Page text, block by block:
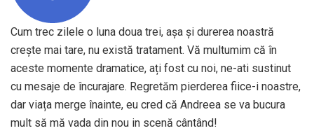
Cum trec zilele o luna doua trei, așa și durerea noastră
crește mai tare, nu există tratament. Vă multumim că în
aceste momente dramatice, ați fost cu noi, ne-ati sustinut
cu mesaje de încurajare. Regretăm pierderea fiice-i noastre,
dar viața merge înainte, eu cred că Andreea se va bucura
mult să mă vada din nou in scenă cântând!